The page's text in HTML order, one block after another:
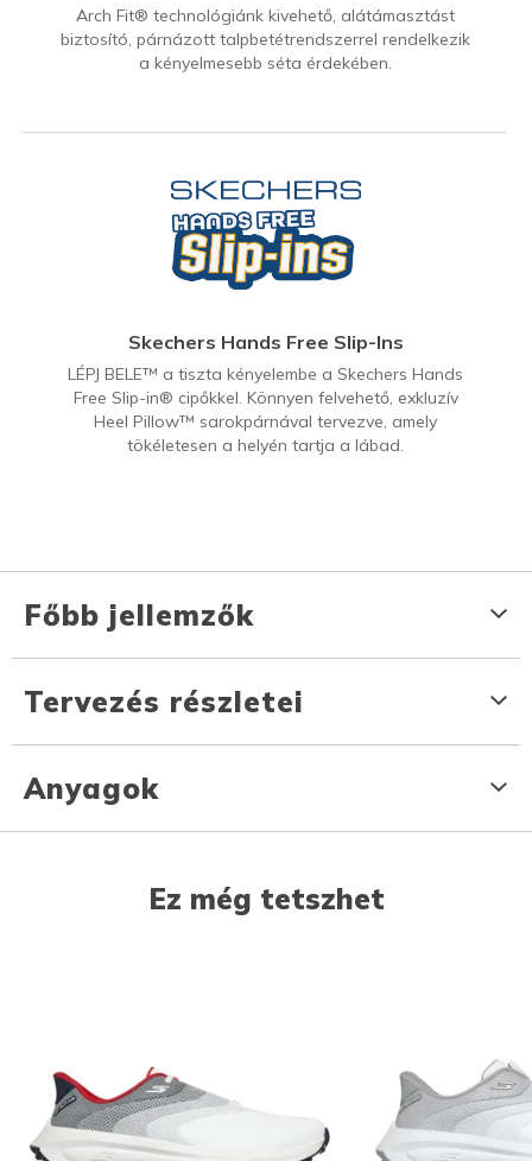
Arch Fit® technológiánk kivehető, alátámasztást
biztosító, párnázott talpbetétrendszerrel rendelkezik
a kényelmesebb séta érdekében.
Skechers Hands Free Slip-Ins
LÉPJ BELE™ a tiszta kényelembe a Skechers Hands
Free Slip-in® cipőkkel. Könnyen felvehető, exkluzív
Heel Pillow™ sarokpárnával tervezve, amely
tökéletesen a helyén tartja a lábad.
Főbb jellemzők
Tervezés részletei
Anyagok
Ez még tetszhet